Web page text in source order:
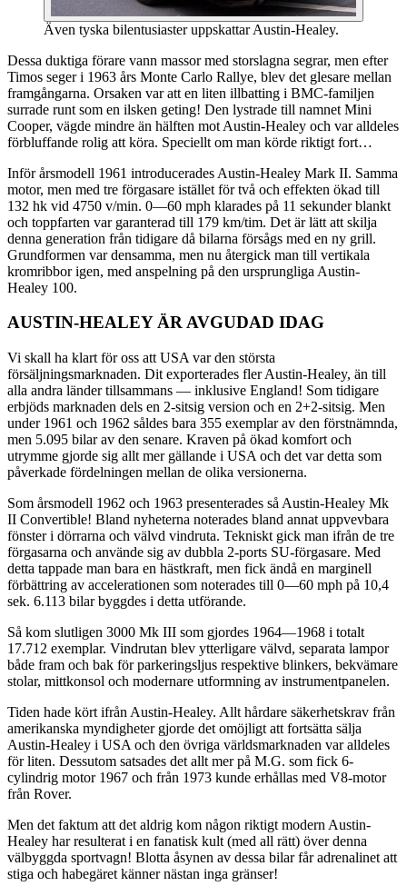
Även tyska bilentusiaster uppskattar Austin-Healey.
Dessa duktiga förare vann massor med storslagna segrar, men efter
Timos seger i 1963 års Monte Carlo Rallye, blev det glesare mellan
framgångarna. Orsaken var att en liten illbatting i BMC-familjen
surrade runt som en ilsken geting! Den lystrade till namnet Mini
Cooper, vägde mindre än hälften mot Austin-Healey och var alldeles
förbluffande rolig att köra. Speciellt om man körde riktigt fort…
Inför årsmodell 1961 introducerades Austin-Healey Mark II. Samma
motor, men med tre förgasare istället för två och effekten ökad till
132 hk vid 4750 v/min. 0—60 mph klarades på 11 sekunder blankt
och toppfarten var garanterad till 179 km/tim. Det är lätt att skilja
denna generation från tidigare då bilarna försågs med en ny grill.
Grundformen var densamma, men nu återgick man till vertikala
kromribbor igen, med anspelning på den ursprungliga Austin-
Healey 100.
AUSTIN-HEALEY ÄR AVGUDAD IDAG
Vi skall ha klart för oss att USA var den största
försäljningsmarknaden. Dit exporterades fler Austin-Healey, än till
alla andra länder tillsammans — inklusive England! Som tidigare
erbjöds marknaden dels en 2-sitsig version och en 2+2-sitsig. Men
under 1961 och 1962 såldes bara 355 exemplar av den förstnämnda,
men 5.095 bilar av den senare. Kraven på ökad komfort och
utrymme gjorde sig allt mer gällande i USA och det var detta som
påverkade fördelningen mellan de olika versionerna.
Som årsmodell 1962 och 1963 presenterades så Austin-Healey Mk
II Convertible! Bland nyheterna noterades bland annat uppvevbara
fönster i dörrarna och välvd vindruta. Tekniskt gick man ifrån de tre
förgasarna och använde sig av dubbla 2-ports SU-förgasare. Med
detta tappade man bara en hästkraft, men fick ändå en marginell
förbättring av accelerationen som noterades till 0—60 mph på 10,4
sek. 6.113 bilar byggdes i detta utförande.
Så kom slutligen 3000 Mk III som gjordes 1964—1968 i totalt
17.712 exemplar. Vindrutan blev ytterligare välvd, separata lampor
både fram och bak för parkeringsljus respektive blinkers, bekvämare
stolar, mittkonsol och modernare utformning av instrumentpanelen.
Tiden hade kört ifrån Austin-Healey. Allt hårdare säkerhetskrav från
amerikanska myndigheter gjorde det omöjligt att fortsätta sälja
Austin-Healey i USA och den övriga världsmarknaden var alldeles
för liten. Dessutom satsades det allt mer på M.G. som fick 6-
cylindrig motor 1967 och från 1973 kunde erhållas med V8-motor
från Rover.
Men det faktum att det aldrig kom någon riktigt modern Austin-
Healey har resulterat i en fanatisk kult (med all rätt) över denna
välbyggda sportvagn! Blotta åsynen av dessa bilar får adrenalinet att
stiga och habegäret känner nästan inga gränser!